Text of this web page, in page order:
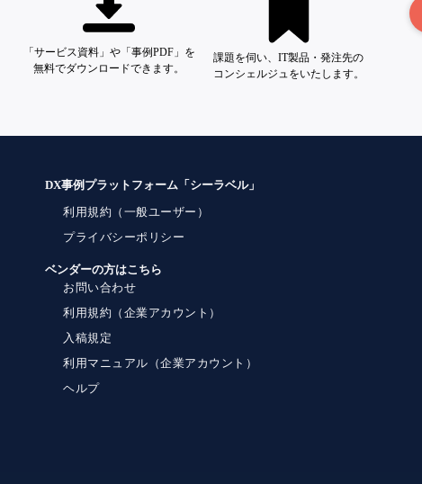
「サービス資料」や「事例PDF」を
無料でダウンロードできます。
課題を伺い、IT製品・発注先の
コンシェルジュをいたします。
DX事例プラットフォーム「シーラベル」
利用規約（一般ユーザー）
プライバシーポリシー
ベンダーの方はこちら
お問い合わせ
利用規約（企業アカウント）
入稿規定
利用マニュアル（企業アカウント）
ヘルプ